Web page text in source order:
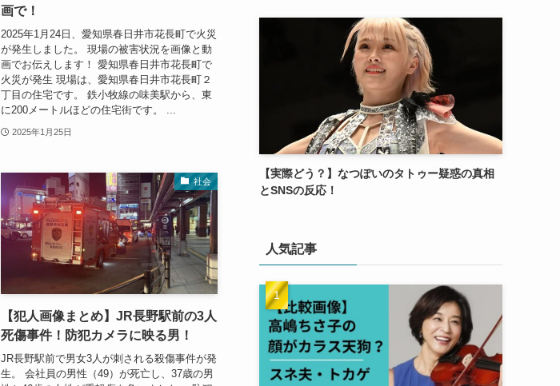
画で！
2025年1月24日、愛知県春日井市花長町で火災
が発生しました。 現場の被害状況を画像と動
画でお伝えします！ 愛知県春日井市花長町で
火災が発生 現場は、愛知県春日井市花長町２
丁目の住宅です。 鉄小牧線の味美駅から、東
に200メートルほどの住宅街です。 ...
2025年1月25日
社会
【犯人画像まとめ】JR長野駅前の3人
死傷事件！防犯カメラに映る男！
JR長野駅前で男女3人が刺される殺傷事件が発
生。 会社員の男性（49）が死亡し、37歳の男
【実際どう？】なつぽいのタトゥー疑惑の真相
とSNSの反応！
人気記事